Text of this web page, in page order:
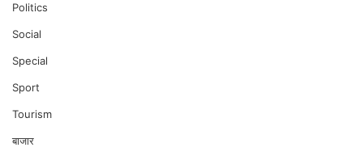
Politics
Social
Special
Sport
Tourism
बाजार